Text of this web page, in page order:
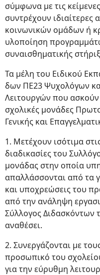
σύμφωνα με τις
συντρέχουν ιδιαίτερες
κοινωνικών ομάδων ή
υλοποίηση
συναισθηματικής
Τα μέλη του Ειδικού
δων ΠΕ23 Ψυχολόγων
Λειτουργών που
σχολικές μονάδες
Γενικής και
1. Μετέχουν ισότιμα
διαδικασίες του
μονάδας στην οποία
απαλλάσσονται από τα
και υποχρεώσεις του
από την ανάληψη
Σύλλογος Διδασκόντων
αναθέσει.
2. Συνεργάζονται με
προσωπικό του
για την εύρυθμη